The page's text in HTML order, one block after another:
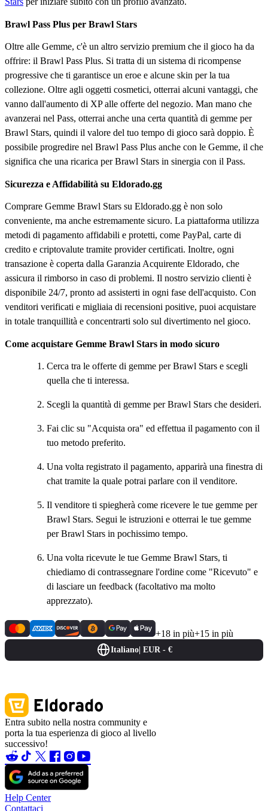
Brawl Pass Plus per Brawl Stars
Oltre alle Gemme, c'è un altro servizio premium che il gioco ha da
offrire: il Brawl Pass Plus. Si tratta di un sistema di ricompense
progressive che ti garantisce un eroe e alcune skin per la tua
collezione. Oltre agli oggetti cosmetici, otterrai alcuni vantaggi, che
vanno dall'aumento di XP alle offerte del negozio. Man mano che
avanzerai nel Pass, otterrai anche una certa quantità di gemme per
Brawl Stars, quindi il valore del tuo tempo di gioco sarà doppio. È
possibile progredire nel Brawl Pass Plus anche con le Gemme, il che
significa che una ricarica per Brawl Stars in sinergia con il Pass.
Sicurezza e Affidabilità su Eldorado.gg
Comprare Gemme Brawl Stars su Eldorado.gg è non solo
conveniente, ma anche estremamente sicuro. La piattaforma utilizza
metodi di pagamento affidabili e protetti, come PayPal, carte di
credito e criptovalute tramite provider certificati. Inoltre, ogni
transazione è coperta dalla Garanzia Acquirente Eldorado, che
assicura il rimborso in caso di problemi. Il nostro servizio clienti è
disponibile 24/7, pronto ad assisterti in ogni fase dell'acquisto. Con
venditori verificati e migliaia di recensioni positive, puoi acquistare
in totale tranquillità e concentrarti solo sul divertimento nel gioco.
Come acquistare Gemme Brawl Stars in modo sicuro
Cerca tra le offerte di gemme per Brawl Stars e scegli
quella che ti interessa.
Scegli la quantità di gemme per Brawl Stars che desideri.
Fai clic su "Acquista ora" ed effettua il pagamento con il
tuo metodo preferito.
Una volta registrato il pagamento, apparirà una finestra di
chat tramite la quale potrai parlare con il venditore.
Il venditore ti spiegherà come ricevere le tue gemme per
Brawl Stars. Segui le istruzioni e otterrai le tue gemme
per Brawl Stars in pochissimo tempo.
Una volta ricevute le tue Gemme Brawl Stars, ti
chiediamo di contrassegnare l'ordine come "Ricevuto" e
di lasciare un feedback (facoltativo ma molto
apprezzato).
+18 in più+15 in più
Italiano| EUR - €
Entra subito nella nostra community e
porta la tua esperienza di gioco al livello
successivo!
Help Center
Contattaci